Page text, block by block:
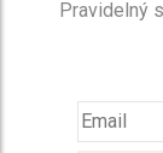
Pravidelný